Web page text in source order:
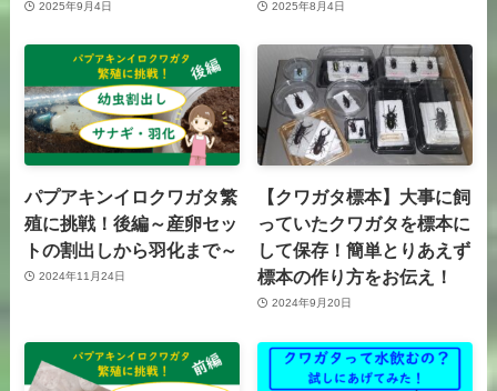
2025年9月4日 2025年8月4日
パプアキンイロクワガタ繁
殖に挑戦！後編～産卵セッ
トの割出しから羽化まで～
2024年11月24日
【クワガタ標本】大事に飼
っていたクワガタを標本に
して保存！簡単とりあえず
標本の作り方をお伝え！
2024年9月20日